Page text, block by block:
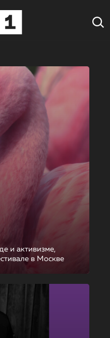
и активизме,
в Москве